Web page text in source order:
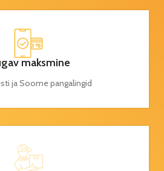
maksmine
ja Soome pangalingid